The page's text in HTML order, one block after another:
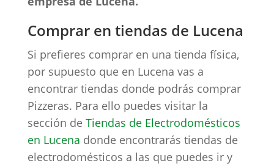
Comprar en tiendas de Lucena
Si prefieres comprar en una tienda física,
por supuesto que en Lucena vas a
encontrar tiendas donde podrás comprar
Pizzeras. Para ello puedes visitar la
sección de Tiendas de Electrodomésticos
en Lucena donde encontrarás tiendas de
electrodomésticos a las que puedes ir y